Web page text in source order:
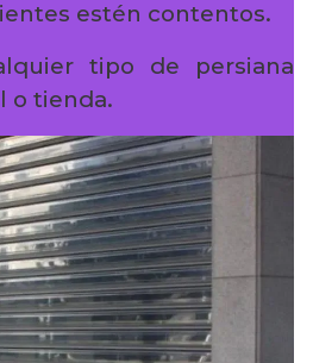
estén contentos.
tipo de persiana
o tienda.